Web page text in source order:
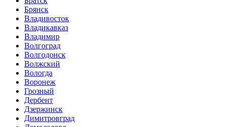
Брянск
Владивосток
Владикавказ
Владимир
Волгоград
Волгодонск
Волжский
Вологда
Воронеж
Грозный
Дербент
Дзержинск
Димитровград